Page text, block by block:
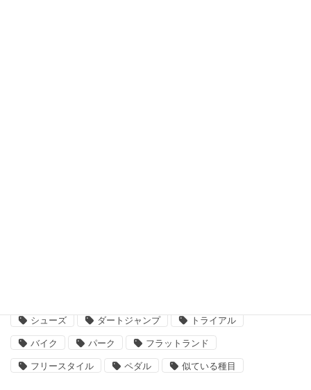
シューズ ダートジャンプ トライアル
バイク パーク フラットランド
フリースタイル ペダル 似ている種目